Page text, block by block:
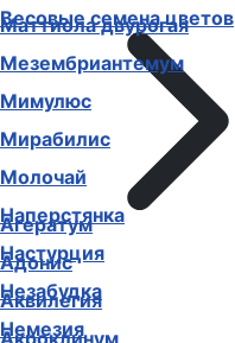
Весовые семена цветов
Агератум
Адонис
Аквилегия
Акроклинум
Маттиола двурогая
Мезембриантемум
Мимулюс
Мирабилис
Молочай
Наперстянка
Настурция
Незабудка
Немезия